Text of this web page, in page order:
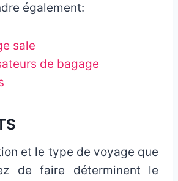
également:
sale
de bagage
et le type de voyage que
de faire déterminent le